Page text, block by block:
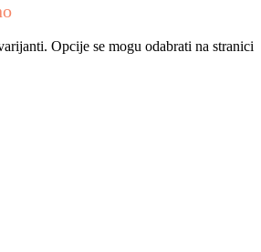
Opcije se mogu odabrati na stranici